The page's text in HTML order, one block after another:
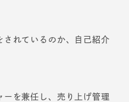
されているのか、自己紹介
ーを兼任し、売り上げ管理